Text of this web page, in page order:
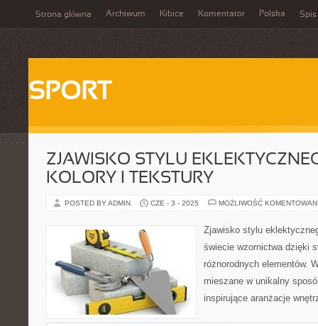
Strona główna Archiwum Kibice Komentator Polska Spis
SPORT
ZJAWISKO STYLU
KOLORY I TEKSTURY
POSTED BY ADMIN CZE - 3 - 2025 MOŻLIWOŚĆ
Zjawisko stylu
świecie wzornictwa dzięki
różnorodnych elementów.
mieszane w unikalny
inspirujące aranżacje